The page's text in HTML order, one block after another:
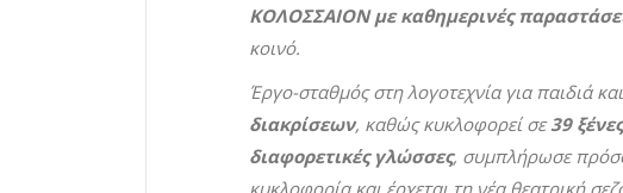
ΚΟΛΟΣΣΑΙΟΝ με καθημερινές
κοινό.
Έργο-σταθμός στη λογοτεχνία για παιδιά
διακρίσεων, καθώς κυκλοφορεί σε39
διαφορετικές γλώσσες, συμπλήρωσε